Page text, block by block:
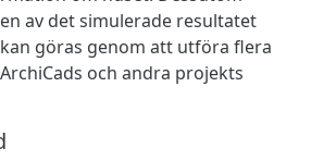
av det simulerade resultatet
göras genom att utföra flera
och andra projekts